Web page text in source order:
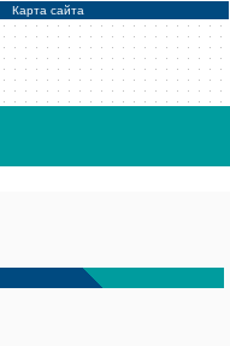
Карта сайта